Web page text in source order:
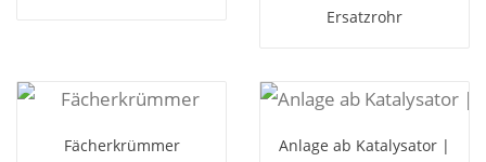
Ersatzrohr
Fächerkrümmer
Anlage ab Katalysator |